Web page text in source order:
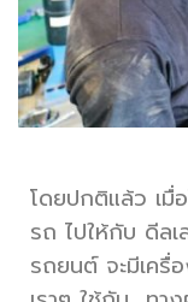
โดยปกติแล้ว เ
รถ ไปให้กับ ดีลเ
รถยนต์ จะมีเครื่